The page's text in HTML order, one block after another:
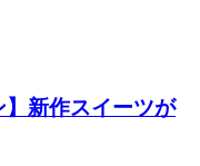
新作スイーツが